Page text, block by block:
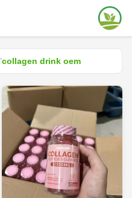
collagen drink oem